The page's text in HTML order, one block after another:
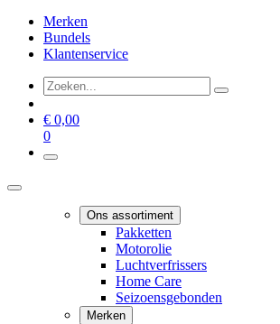
Merken
Bundels
Klantenservice
€ 0,00
0
Ons assortiment
Pakketten
Motorolie
Luchtverfrissers
Home Care
Seizoensgebonden
Merken